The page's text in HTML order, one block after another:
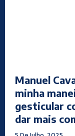
Manuel
minha
gesticular
dar mais